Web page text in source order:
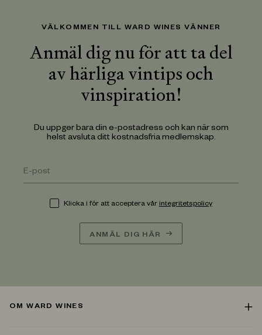
VÄLKOMMEN TILL WARD WINES VÄNNER
Anmäl dig nu för att ta del
av härliga vintips och
vinspiration!
Du uppger bara din e-postadress och kan när som
helst avsluta ditt kostnadsfria medlemskap.
Klicka i för att acceptera vår integritetspolicy
ANMÄL DIG HÄR
OM WARD WINES